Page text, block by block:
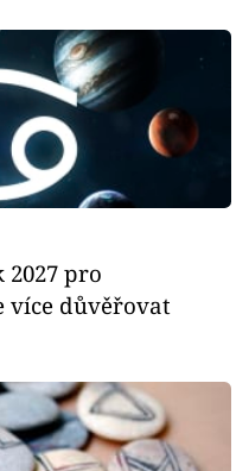
pro
více důvěřovat